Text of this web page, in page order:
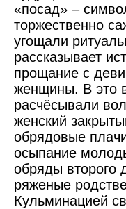
«посад» –
торжественно
угощали
рассказывает
прощание с
женщины. В это
расчёсывали
женский
обрядовые
осыпание
обряды второго
ряженые
Кульминацией